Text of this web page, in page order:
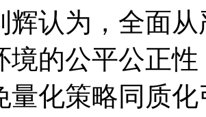
为，全面从
境的公平公正
量化策略同质